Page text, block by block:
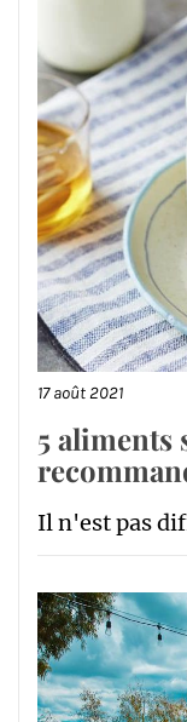
17 août 2021
5 aliments
Il n'est pas